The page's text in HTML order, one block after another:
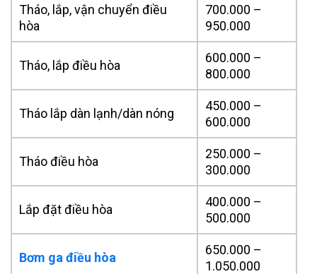
Tháo, lắp, vận chuyển điều
hòa
700.000 –
950.000
Tháo, lắp điều hòa
600.000 –
800.000
Tháo lắp dàn lạnh/dàn nóng
450.000 –
600.000
Tháo điều hòa
250.000 –
300.000
Lắp đặt điều hòa
400.000 –
500.000
Bơm ga điều hòa
650.000 –
1.050.000